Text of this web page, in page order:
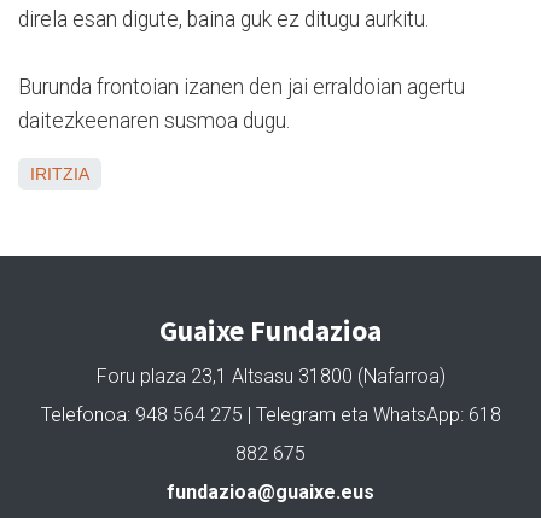
direla esan digute, baina guk ez ditugu aurkitu.
Burunda frontoian izanen den jai erraldoian agertu
daitezkeenaren susmoa dugu.
IRITZIA
Guaixe Fundazioa
Foru plaza 23,1 Altsasu 31800 (Nafarroa)
Telefonoa: 948 564 275 | Telegram eta WhatsApp: 618
882 675
fundazioa@guaixe.eus